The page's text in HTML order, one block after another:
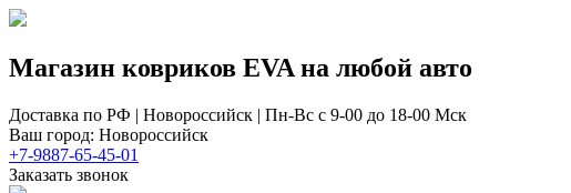
Магазин ковриков EVA ​на любой авто
Доставка по РФ | Новороссийск | Пн-Вс с 9-00 до 18-00 Мск
Ваш город: Новороссийск
+7-9887-65-45-01
Заказать звонок